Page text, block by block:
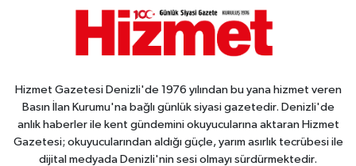
Hizmet Gazetesi Denizli'de 1976 yılından bu yana hizmet veren
Basın İlan Kurumu'na bağlı günlük siyasi gazetedir. Denizli'de
anlık haberler ile kent gündemini okuyucularına aktaran Hizmet
Gazetesi; okuyucularından aldığı güçle, yarım asırlık tecrübesi ile
dijital medyada Denizli'nin sesi olmayı sürdürmektedir.